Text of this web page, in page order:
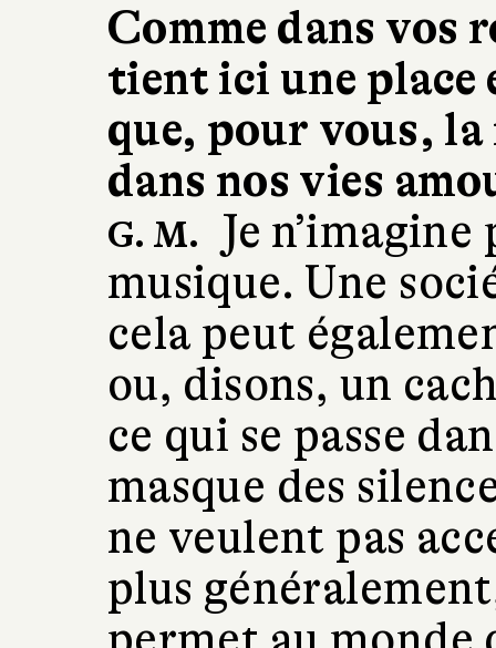
Comme dans vos
tient ici une place
que, pour vous,
dans nos vies
G. M.
Je n’imagine
musique. Une
cela peut
ou, disons, un
ce qui se passe
masque des
ne veulent pas
plus